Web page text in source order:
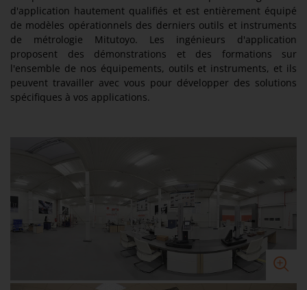
d'application hautement qualifiés et est entièrement équipé
de modèles opérationnels des derniers outils et instruments
de métrologie Mitutoyo. Les ingénieurs d'application
proposent des démonstrations et des formations sur
l'ensemble de nos équipements, outils et instruments, et ils
peuvent travailler avec vous pour développer des solutions
spécifiques à vos applications.